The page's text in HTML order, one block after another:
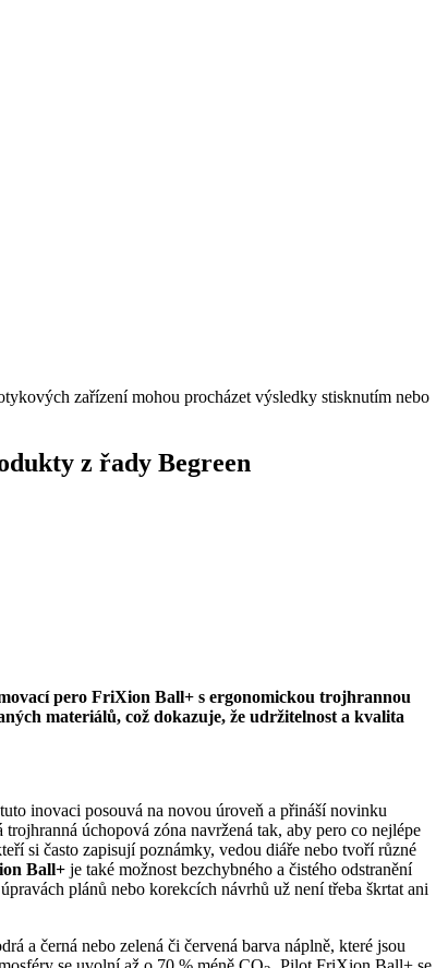
zařízení mohou procházet výsledky stisknutím nebo
z řady Begreen
pero FriXion Ball+ s ergonomickou trojhrannou
materiálů, což dokazuje, že udržitelnost a kvalita
inovaci posouvá na novou úroveň a přináší novinku
úchopová zóna navržená tak, aby pero co nejlépe
si často zapisují poznámky, vedou diáře nebo tvoří různé
Ball+ je také možnost bezchybného a čistého odstranění
plánů nebo korekcích návrhů už není třeba škrtat ani
a černá nebo zelená či červená barva náplně, které jsou